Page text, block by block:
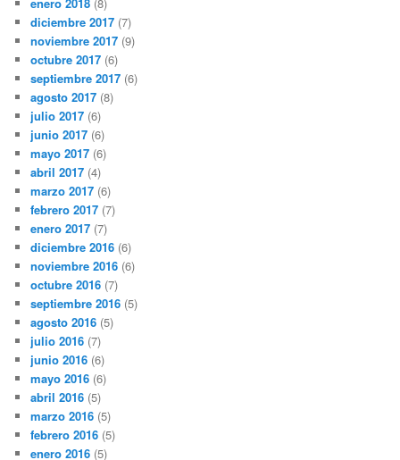
diciembre 2017 (7)
noviembre 2017 (9)
octubre 2017 (6)
septiembre 2017 (6)
agosto 2017 (8)
julio 2017 (6)
junio 2017 (6)
mayo 2017 (6)
abril 2017 (4)
marzo 2017 (6)
febrero 2017 (7)
enero 2017 (7)
diciembre 2016 (6)
noviembre 2016 (6)
octubre 2016 (7)
septiembre 2016 (5)
agosto 2016 (5)
julio 2016 (7)
junio 2016 (6)
mayo 2016 (6)
abril 2016 (5)
marzo 2016 (5)
febrero 2016 (5)
enero 2016 (5)